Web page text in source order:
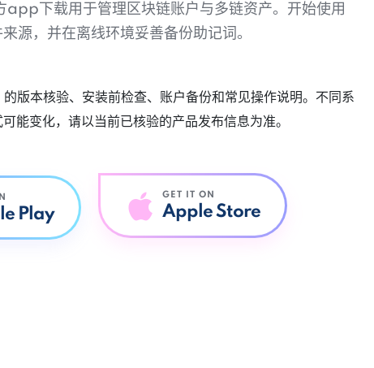
下载用于管理区块链账户与多链资产。开始使用
源，并在离线环境妥善备份助记词。
版本核验、安装前检查、账户备份和常见操作说明。不同系
能变化，请以当前已核验的产品发布信息为准。
Play
GET IT ON
Apple Store